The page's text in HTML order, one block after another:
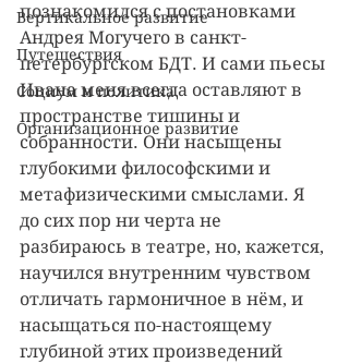
Вертикальное развитие
Путешествия
Социум и политика
Организационное развитие
познакомился с постановками
Андрея Могучего в санкт-
петербургском БДТ. И сами пьесы
Ивана меня всегда оставляют в
пространстве тишины и
собранности. Они насыщены
глубокими философскими и
метафизическими смыслами. Я
до сих пор ни черта не
разбираюсь в театре, но, кажется,
научился внутренним чувством
отличать гармоничное в нём, и
насыщаться по-настоящему
глубиной этих произведений